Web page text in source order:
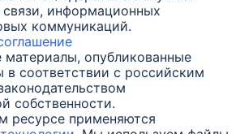
информационных
коммуникаций.
опубликованные
соответствии с российским
собственности.
ресурсе применяются